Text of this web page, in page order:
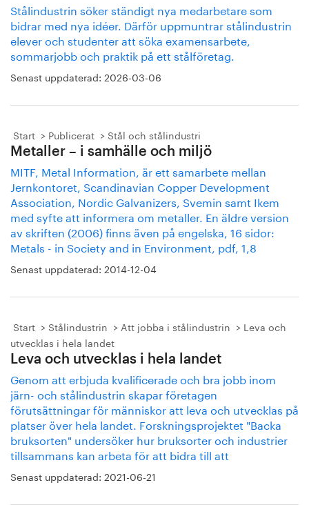
Stålindustrin söker ständigt nya medarbetare som
bidrar med nya idéer. Därför uppmuntrar stålindustrin
elever och studenter att söka examensarbete,
sommarjobb och praktik på ett stålföretag.
Senast uppdaterad: 2026-03-06
Start Publicerat Stål och stålindustri
Metaller – i samhälle och miljö
MITF, Metal Information, är ett samarbete mellan
Jernkontoret, Scandinavian Copper Development
Association, Nordic Galvanizers, Svemin samt Ikem
med syfte att informera om metaller. En äldre version
av skriften (2006) finns även på engelska, 16 sidor:
Metals - in Society and in Environment, pdf, 1,8
Senast uppdaterad: 2014-12-04
Start Stålindustrin Att jobba i stålindustrin
Leva och
utvecklas i hela landet
Leva och utvecklas i hela landet
Genom att erbjuda kvalificerade och bra jobb inom
järn- och stålindustrin skapar företagen
förutsättningar för människor att leva och utvecklas på
platser över hela landet. Forskningsprojektet "Backa
bruksorten" undersöker hur bruks­orter och industrier
tillsammans kan arbeta för att bidra till att
Senast uppdaterad: 2021-06-21